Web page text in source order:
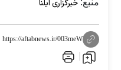
خبرگزاری ایلنا
https://aftabnews.ir/003meW